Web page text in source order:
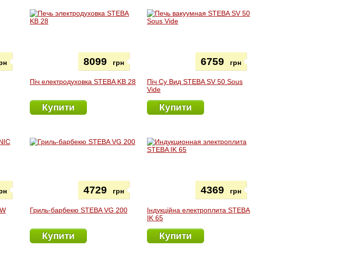
Піч електродуховка STEBA KB 28
8099 грн
Купити
Піч Су Вид STEBA SV 50 Sous
Vide
6759 грн
Купити
Гриль-барбекю STEBA VG 200
4729 грн
Купити
Індукційна електроплита STEBA
IK 65
4369 грн
Купити